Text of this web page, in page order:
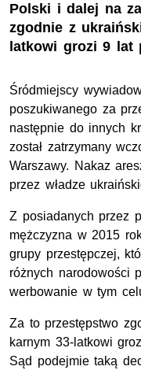
Polski i dalej na
zgodnie z
latkowi grozi 9 lat
Śródmiejscy
poszukiwanego za
następnie do innych
został zatrzymany
Warszawy. Nakaz
przez władze
Z posiadanych przez
mężczyzna w 2015
grupy przestępczej,
różnych narodowości
werbowanie w tym
Za to przestępstwo
karnym 33-latkowi
Sąd podejmie taką